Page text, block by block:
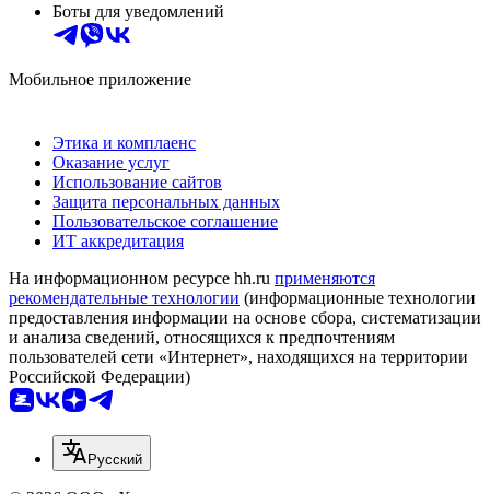
Боты для уведомлений
Мобильное приложение
Этика и комплаенс
Оказание услуг
Использование сайтов
Защита персональных данных
Пользовательское соглашение
ИТ аккредитация
На информационном ресурсе hh.ru применяются
рекомендательные технологии (информационные технологии
предоставления информации на основе сбора, систематизации
и анализа сведений, относящихся к предпочтениям
пользователей сети «Интернет», находящихся на территории
Российской Федерации)
Русский